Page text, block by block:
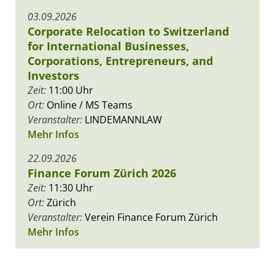
03.09.2026
Corporate Relocation to Switzerland
for International Businesses,
Corporations, Entrepreneurs, and
Investors
Zeit: 11:00 Uhr
Ort: Online / MS Teams
Veranstalter: LINDEMANNLAW
Mehr Infos
22.09.2026
Finance Forum Zürich 2026
Zeit: 11:30 Uhr
Ort:Zürich
Veranstalter:Verein Finance Forum Zürich
Mehr Infos